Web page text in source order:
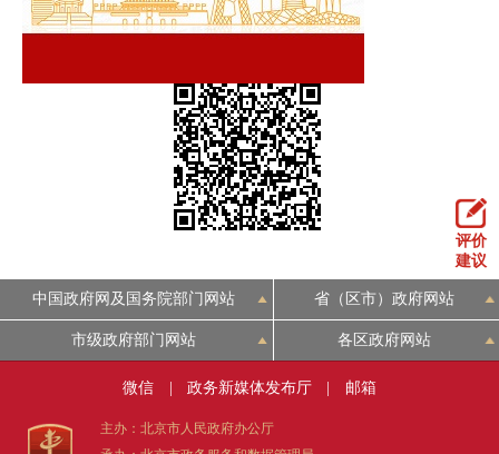
评价
建议
中国政府网及国务院部门网站 省（区市）政府网站
市级政府部门网站 各区政府网站
微信 政务新媒体发布厅 邮箱
主办：北京市人民政府办公厅